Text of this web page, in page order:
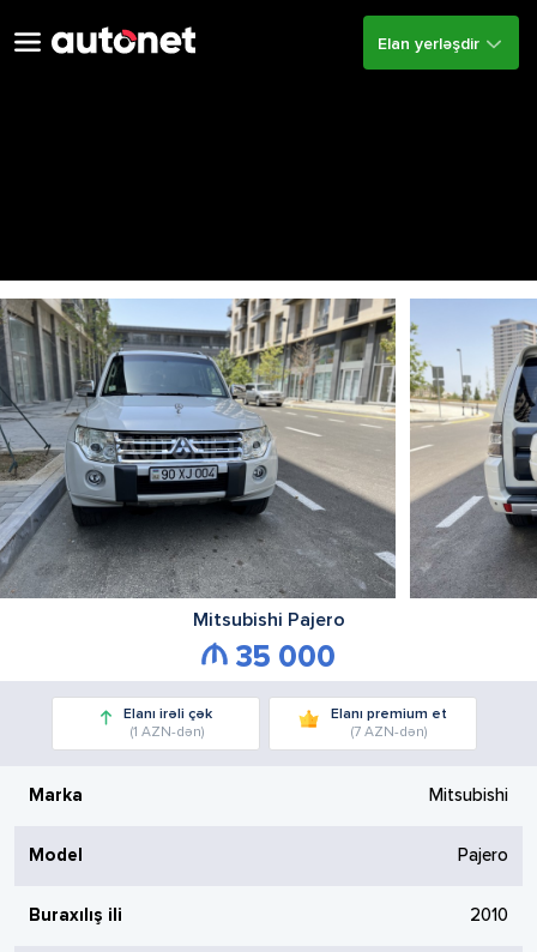
Elan yerləşdir
Mitsubishi Pajero
35 000
Elanı irəli çək
(1 AZN-dən)
Elanı premium et
(7 AZN-dən)
Marka Mitsubishi
Model Pajero
Buraxılış ili 2010